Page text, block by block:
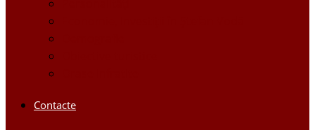
Contacte